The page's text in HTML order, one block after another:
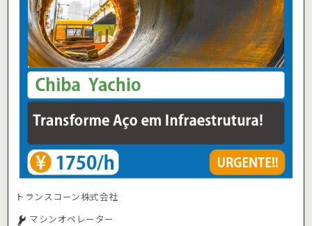
トランスコーン株式会社
マシンオペレーター